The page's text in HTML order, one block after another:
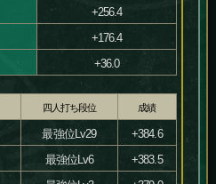
+256.4
+176.4
+36.0
四人打ち段位 成績
最強位Lv29
+384.6
最強位Lv6
+383.5